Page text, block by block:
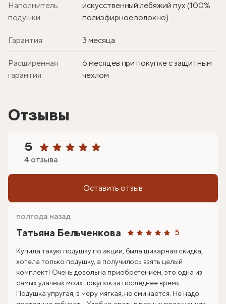
Наполнитель
подушки:
искусственный лебяжий пух (100%
полиэфирное волокно)
Гарантия: 3 месяца
Расширенная
гарантия:
6 месяцев при покупке с защитным
чехлом
Отзывы
5
4 отзыва
Оставить отзыв
Татьяна Бельченкова 5
полгода назад
Купила такую подушку по акции, была шикарная скидка,
хотела только подушку, а получилось взять целый
комплект! Очень довольна приобретением, это одна из
самых удачных моих покупок за последнее время.
Подушка упругая, в меру мягкая, не сминается. Не надо